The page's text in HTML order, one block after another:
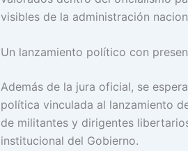
visibles de la administración
Un lanzamiento político con
Además de la jura oficial, se
política vinculada al lanzamiento
de militantes y dirigentes
institucional del Gobierno.